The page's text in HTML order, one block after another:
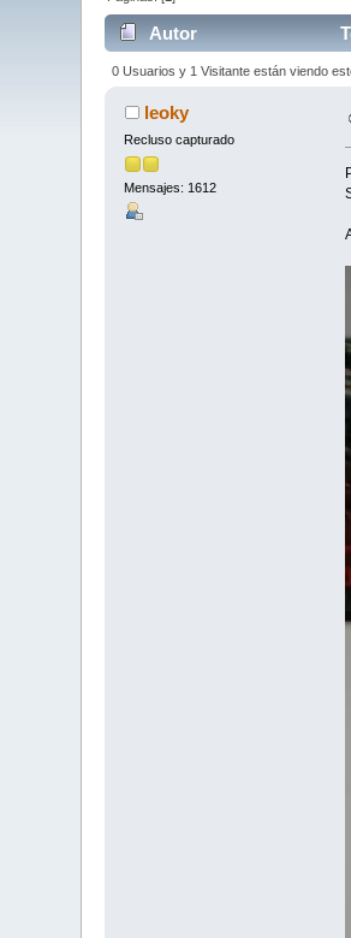
Autor
0 Usuarios y 1 Visitante están viendo
leoky
Recluso capturado
Mensajes: 1612